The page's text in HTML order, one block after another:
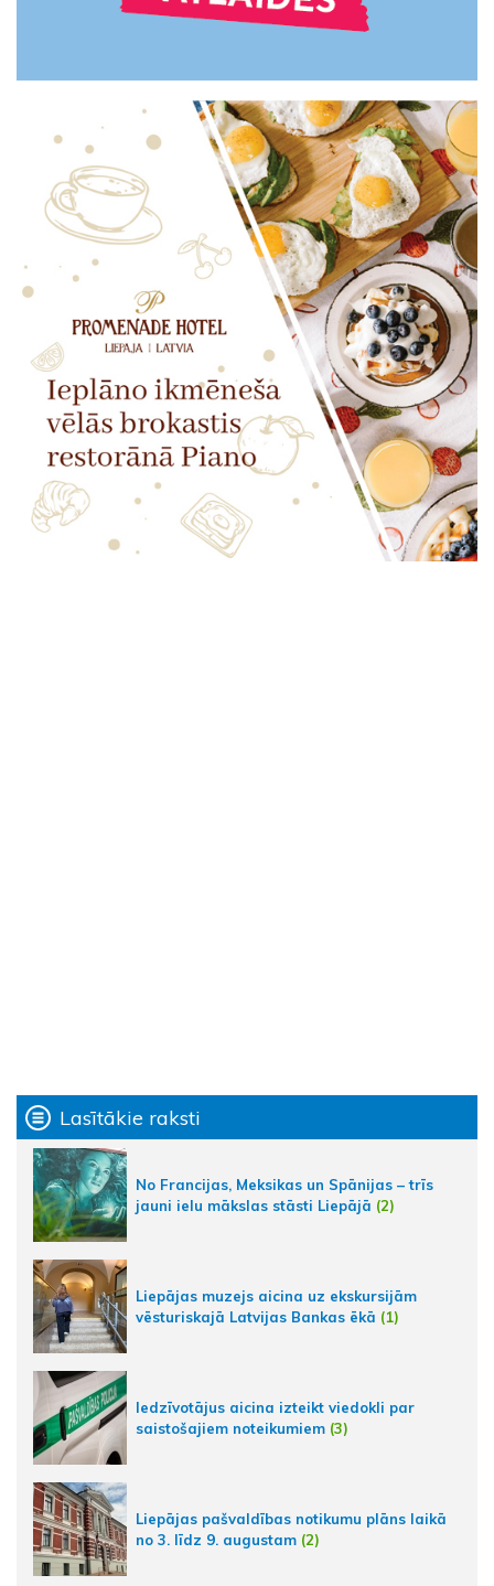
Lasītākie raksti
No Francijas, Meksikas un Spānijas – trīs
jauni ielu mākslas stāsti Liepājā (2)
Liepājas muzejs aicina uz ekskursijām
vēsturiskajā Latvijas Bankas ēkā (1)
Iedzīvotājus aicina izteikt viedokli par
saistošajiem noteikumiem (3)
Liepājas pašvaldības notikumu plāns laikā
no 3. līdz 9. augustam (2)